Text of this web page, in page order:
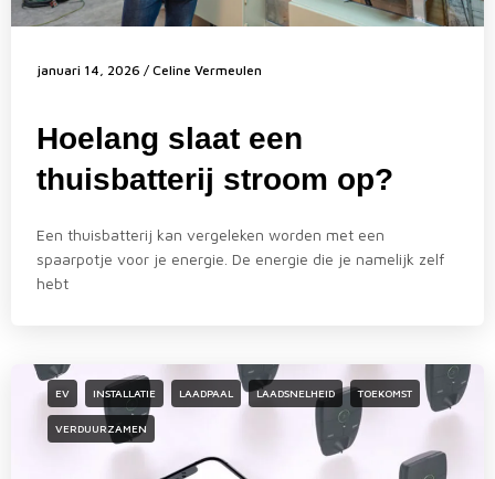
januari 14, 2026 / Celine Vermeulen
Hoelang slaat een
thuisbatterij stroom op?
Een thuisbatterij kan vergeleken worden met een
spaarpotje voor je energie. De energie die je namelijk zelf
hebt
EV INSTALLATIE LAADPAAL LAADSNELHEID TOEKOMST
VERDUURZAMEN